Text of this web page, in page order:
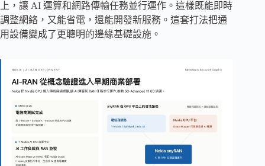
上，讓 AI 運算和網路傳輸任務並行運作。這樣既能即時
調整網絡，又能省電，還能開發新服務。這套打法把通
用設備變成了更聰明的邊緣基礎設施。